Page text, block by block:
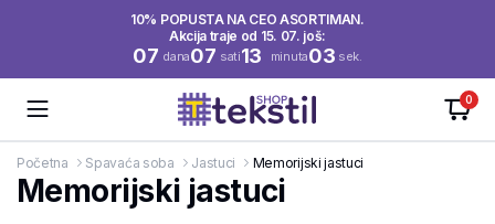
10% POPUSTA NA CEO ASORTIMAN.
Akcija traje od 15. 07. još:
07 dana07 sati13 minuta03 sek.
0
Početna Spavaća soba Jastuci Memorijski jastuci
Memorijski jastuci